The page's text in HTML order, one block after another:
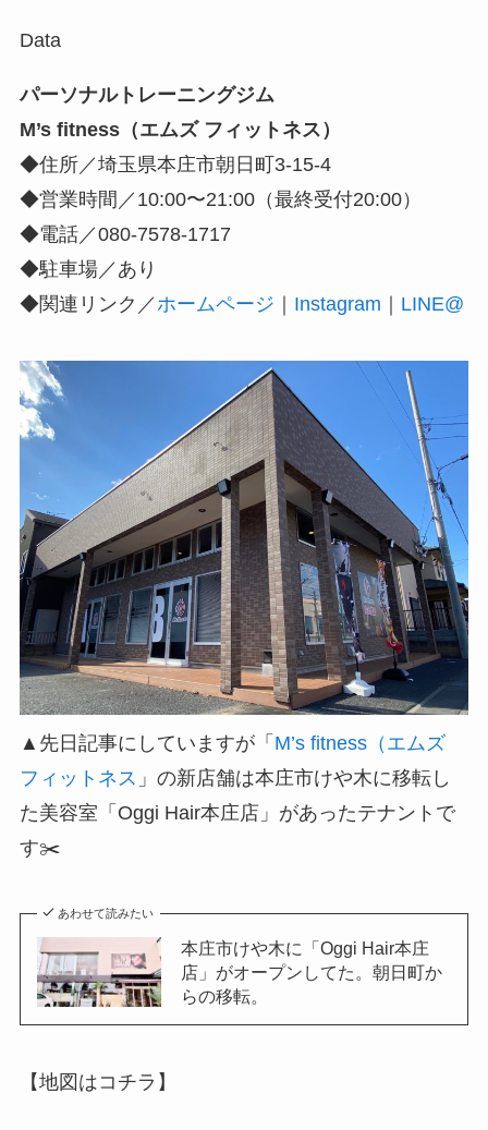
Data
パーソナルトレーニングジム
M’s fitness（エムズ フィットネス）
◆住所／埼玉県本庄市朝日町3-15-4
◆営業時間／10:00〜21:00（最終受付20:00）
◆電話／080-7578-1717
◆駐車場／あり
◆関連リンク／ホームページ Instagram LINE@
▲先日記事にしていますが「 M’s fitness（エムズ
フィットネス 」の新店舗は本庄市けや木に移転し
た美容室「Oggi Hair本庄店」があったテナントで
す✂️
あわせて読みたい
本庄市けや木に「Oggi Hair本庄
店」がオープンしてた。朝日町か
らの移転。
【地図はコチラ】